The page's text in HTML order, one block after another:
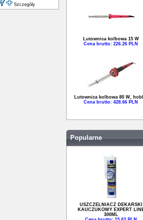
Szczegóły
Lutownica kolbowa 15 W
Cena brutto: 226.26 PLN
Lutownica kolbowa 80 W,
Cena brutto: 428.66 PLN
Popularne
USZCZELNIACZ DEKARSKI
KAUCZUKOWY EXPERT
300ML